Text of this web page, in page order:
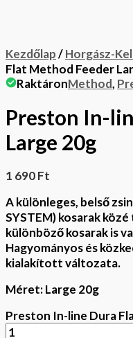
Kezdőlap/Horgász-
Flat Method Feeder
RaktáronMethod,
Preston In-
Large 20g
1 690Ft
A különleges, belső
SYSTEM) kosarak
különböző kosarak is
Hagyományos és
kialakított változata.
Méret: Large 20g
Preston In-line Dura